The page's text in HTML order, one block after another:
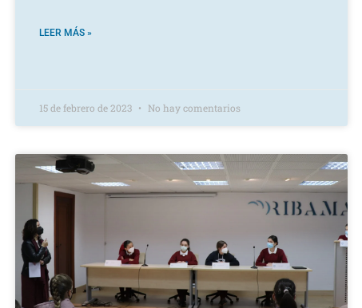
LEER MÁS »
15 de febrero de 2023 No hay comentarios